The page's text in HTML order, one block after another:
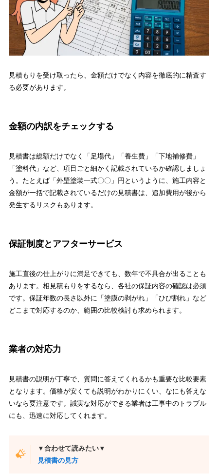
見積もりを受け取ったら、金額だけでなく内容を徹底的に精査す
る必要があります。
金額の内訳をチェックする
見積書は総額だけでなく「足場代」「養生費」「下地補修費」
「塗料代」など、項目ごと細かく記載されているか確認しましょ
う。たとえば「外壁塗装一式〇〇」円というように、施工内容と
金額が一括で記載されているだけの見積書は、追加費用が後から
発生するリスクもあります。
保証制度とアフターサービス
施工直後の仕上がりに満足できても、数年で不具合が出ることも
あります。相見積もりをするなら、各社の保証内容の確認は必須
です。保証年数の長さ以外に「塗膜の剥がれ」「ひび割れ」など
どこまで対応するのか、範囲の比較検討も求められます。
業者の対応力
見積書の説明が丁寧で、質問に答えてくれるかも重要な比較要素
となります。価格が安くても説明がわかりにくい、なにも答えな
いなら要注意です。誠実な対応ができる業者は工事中のトラブル
にも、迅速に対応してくれます。
▼合わせて読みたい▼
見積書の見方